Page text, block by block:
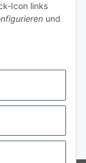
Icon links
und